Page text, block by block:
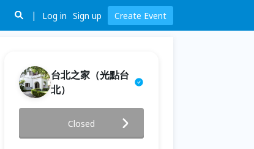
Log in Sign up Create Event
台北之家（光點台
北）
5/24~6/6@光點台北電影院
2019.05.24 (Fri) 15:00 - 06.06
Closed